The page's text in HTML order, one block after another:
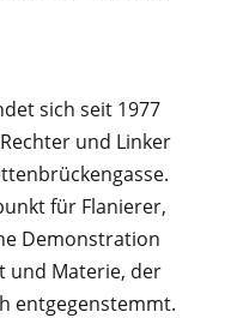
sich seit 1977
und Linker
für Flanierer,
Demonstration
und Materie, der
entgegenstemmt.